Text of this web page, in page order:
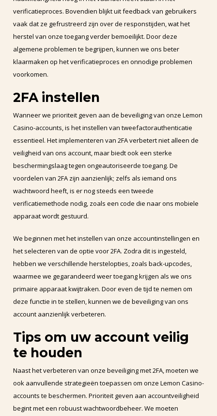
verificatieproces. Bovendien blijkt uit feedback van gebruikers
vaak dat ze gefrustreerd zijn over de responstijden, wat het
herstel van onze toegang verder bemoeilijkt. Door deze
algemene problemen te begrijpen, kunnen we ons beter
klaarmaken op het verificatieproces en onnodige problemen
voorkomen.
2FA instellen
Wanneer we prioriteit geven aan de beveiliging van onze Lemon
Casino-accounts, is het instellen van tweefactorauthenticatie
essentieel. Het implementeren van 2FA verbetert niet alleen de
veiligheid van ons account, maar biedt ook een sterke
beschermingslaag tegen ongeautoriseerde toegang. De
voordelen van 2FA zijn aanzienlijk; zelfs als iemand ons
wachtwoord heeft, is er nog steeds een tweede
verificatiemethode nodig, zoals een code die naar ons mobiele
apparaat wordt gestuurd.
We beginnen met het instellen van onze accountinstellingen en
het selecteren van de optie voor 2FA. Zodra dit is ingesteld,
hebben we verschillende herstelopties, zoals back-upcodes,
waarmee we gegarandeerd weer toegang krijgen als we ons
primaire apparaat kwijtraken. Door even de tijd te nemen om
deze functie in te stellen, kunnen we de beveiliging van ons
account aanzienlijk verbeteren.
Tips om uw account veilig
te houden
Naast het verbeteren van onze beveiliging met 2FA, moeten we
ook aanvullende strategieën toepassen om onze Lemon Casino-
accounts te beschermen. Prioriteit geven aan accountveiligheid
begint met een robuust wachtwoordbeheer. We moeten